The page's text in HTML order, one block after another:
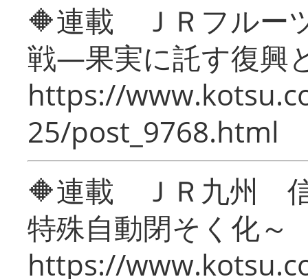
🔶連載 ＪＲフルー
戦―果実に託す復興
https://
25/post_9768.html
🔶連載 ＪＲ九州 信
特殊自動閉そく化～
https://